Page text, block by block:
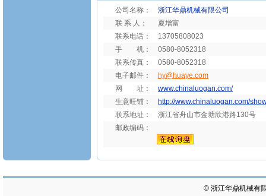
公司名称：
浙江华鼎机械有限公司
联 系 人：
夏增富
联系电话：
13705808023
手 机：
0580-8052318
联系传真：
0580-8052318
电子邮件：
hy@huaye.com
网 址：
www.chinaluogan.com/
生意旺铺：
http://www.chinaluogan.com/
联系地址：
浙江省舟山市金塘欣港路130号
邮政编码：
© 浙江华鼎机械有